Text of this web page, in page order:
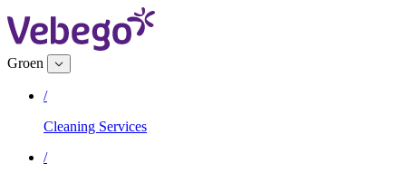
Groen
/
Cleaning Services
/